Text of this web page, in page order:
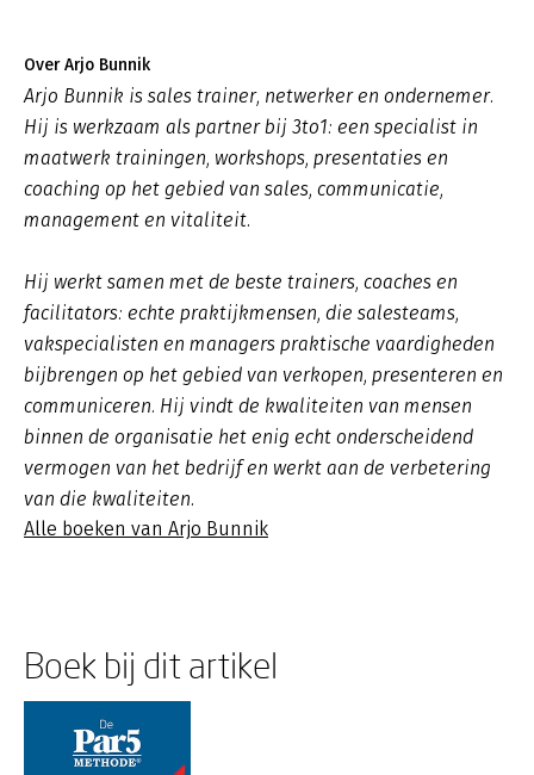
Over Arjo Bunnik
Arjo Bunnik is sales trainer, netwerker en ondernemer.
Hij is werkzaam als partner bij 3to1: een specialist in
maatwerk trainingen, workshops, presentaties en
coaching op het gebied van sales, communicatie,
management en vitaliteit.
Hij werkt samen met de beste trainers, coaches en
facilitators: echte praktijkmensen, die salesteams,
vakspecialisten en managers praktische vaardigheden
bijbrengen op het gebied van verkopen, presenteren en
communiceren. Hij vindt de kwaliteiten van mensen
binnen de organisatie het enig echt onderscheidend
vermogen van het bedrijf en werkt aan de verbetering
van die kwaliteiten.
Alle boeken van Arjo Bunnik
Boek bij dit artikel